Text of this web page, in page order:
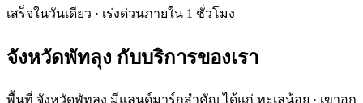
เสร็จในวันเดียว · เร่งด่วนภายใน 1 ชั่วโมง
จังหวัดพัทลุง กับบริการของเรา
พื้นที่ จังหวัดพัทลุง มีแลนด์มาร์กสำคัญ ได้แก่ ทะเลน้อย · เขาอก